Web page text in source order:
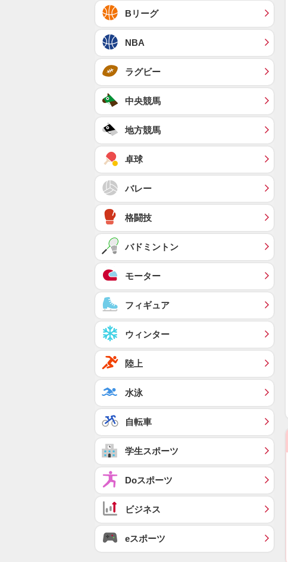
Bリーグ
NBA
ラグビー
中央競馬
地方競馬
卓球
バレー
格闘技
バドミントン
モーター
フィギュア
ウィンター
陸上
水泳
自転車
学生スポーツ
Doスポーツ
ビジネス
eスポーツ